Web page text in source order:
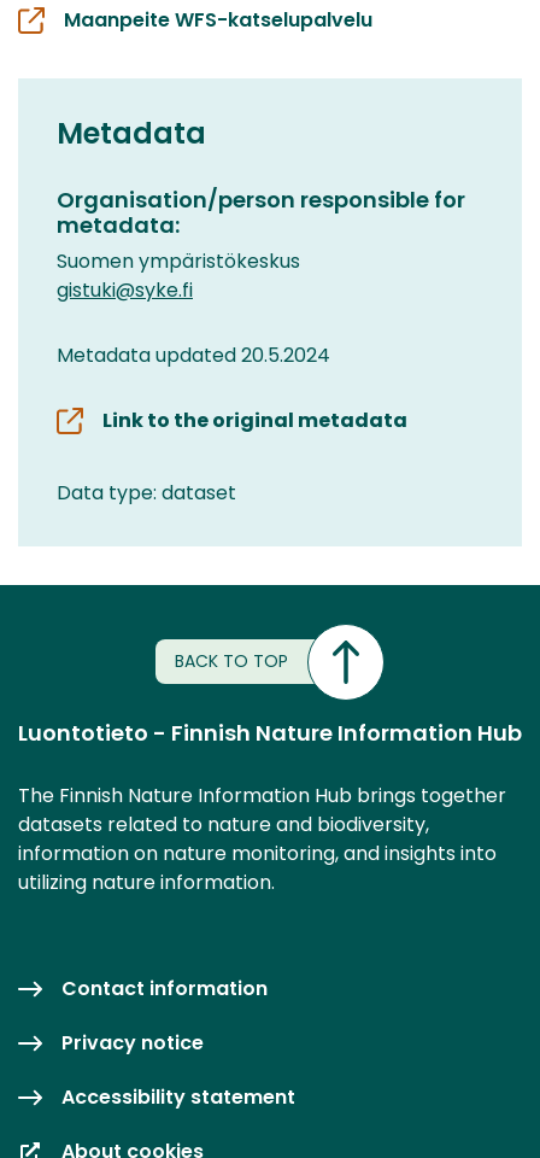
Maanpeite WFS-katselupalvelu
Metadata
Organisation/person responsible for
metadata:
Suomen ympäristökeskus
gistuki@syke.fi
Metadata updated 20.5.2024
Link to the original metadata
Data type: dataset
BACK TO TOP
Luontotieto - Finnish Nature Information Hub
The Finnish Nature Information Hub brings together
datasets related to nature and biodiversity,
information on nature monitoring, and insights into
utilizing nature information.
Contact information
Privacy notice
Accessibility statement
About cookies